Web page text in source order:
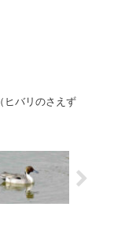
ヒバリのさえず